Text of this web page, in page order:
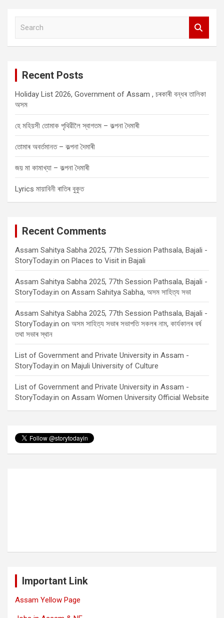
Recent Posts
Holiday List 2026, Government of Assam , চৰকাৰী বন্ধৰ তালিকা
অসম
হে মহিয়সী তোমাক পৃথিৱীলৈ স্বাগতম – কল্পনা দৈমাৰী
তোমাৰ অবৰ্তমানত – কল্পনা দৈমাৰী
জয় মা কামাখ্যা – কল্পনা দৈমাৰী
Lyrics মায়াবিনী ৰাতিৰ বুকুত
Recent Comments
Assam Sahitya Sabha 2025, 77th Session Pathsala, Bajali -
StoryToday.in on Places to Visit in Bajali
Assam Sahitya Sabha 2025, 77th Session Pathsala, Bajali -
StoryToday.in on Assam Sahitya Sabha, অসম সাহিত্য সভা
Assam Sahitya Sabha 2025, 77th Session Pathsala, Bajali -
StoryToday.in on অসম সাহিত্য সভাৰ সভাপতি সকলৰ নাম, কাৰ্যকালৰ বৰ্ষ
তথা সভাৰ স্থান
List of Government and Private University in Assam -
StoryToday.in on Majuli University of Culture
List of Government and Private University in Assam -
StoryToday.in on Assam Women University Official Website
Important Link
Assam Yellow Page